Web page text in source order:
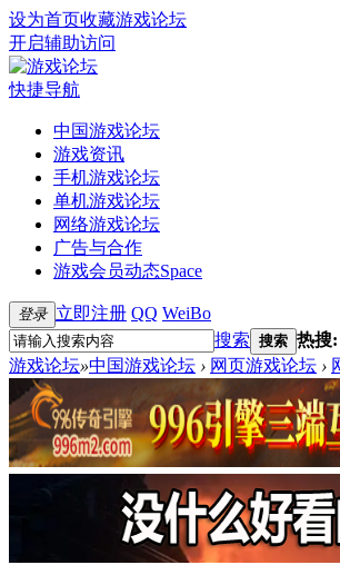
设为首页收藏游戏论坛
开启辅助访问
快捷导航
中国游戏论坛
游戏资讯
手机游戏论坛
单机游戏论坛
网络游戏论坛
广告与合作
游戏会员动态Space
登录 立即注册 QQ WeiBo
搜索 搜索 热搜:
游戏论坛»中国游戏论坛 › 网页游戏论坛 ›